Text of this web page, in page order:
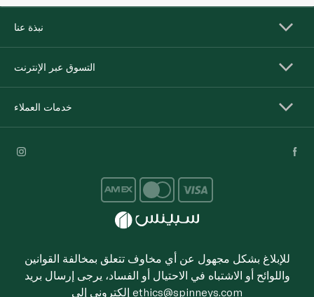
نبذة عنا
التسوق عبر الإنترنت
خدمات العملاء
للإبلاغ بشكل مجهول عن أي مخاوف تتعلق بمخالفة القوانين
واللوائح أو الاشتباه في الاحتيال أو الفساد، يرجى إرسال بريد
ethics@spinneys.com